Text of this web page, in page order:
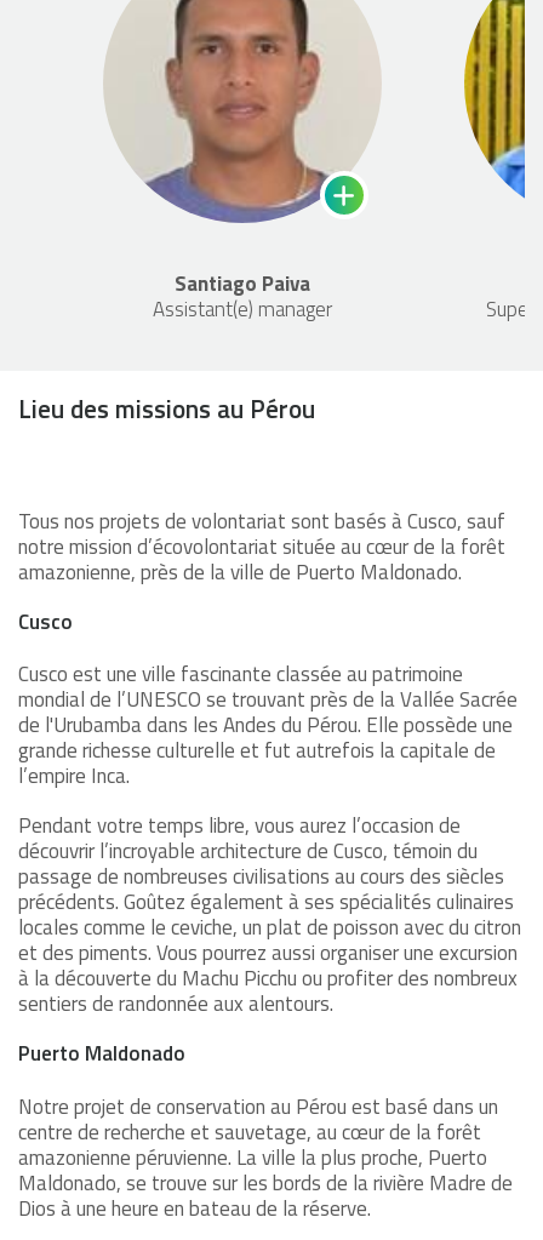
Santiago Paiva
Assistant(e) manager
Lieu des missions au Pérou
Tous nos projets de volontariat sont basés à Cusco, sauf
notre mission d’écovolontariat située au cœur de la forêt
amazonienne, près de la ville de Puerto Maldonado.
Cusco
Cusco est une ville fascinante classée au patrimoine
mondial de l’UNESCO se trouvant près de la Vallée Sacrée
de l'Urubamba dans les Andes du Pérou. Elle possède une
grande richesse culturelle et fut autrefois la capitale de
l’empire Inca.
Pendant votre temps libre, vous aurez l’occasion de
découvrir l’incroyable architecture de Cusco, témoin du
passage de nombreuses civilisations au cours des siècles
précédents. Goûtez également à ses spécialités culinaires
locales comme le ceviche, un plat de poisson avec du citron
et des piments. Vous pourrez aussi organiser une excursion
à la découverte du Machu Picchu ou profiter des nombreux
sentiers de randonnée aux alentours.
Puerto Maldonado
Notre projet de conservation au Pérou est basé dans un
centre de recherche et sauvetage, au cœur de la forêt
amazonienne péruvienne. La ville la plus proche, Puerto
Maldonado, se trouve sur les bords de la rivière Madre de
Dios à une heure en bateau de la réserve.